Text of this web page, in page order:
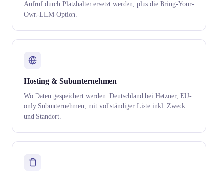
Aufruf durch Platzhalter ersetzt werden, plus die Bring-Your-
Own-LLM-Option.
Hosting & Subunternehmen
Wo Daten gespeichert werden: Deutschland bei Hetzner, EU-
only Subunternehmen, mit vollständiger Liste inkl. Zweck
und Standort.